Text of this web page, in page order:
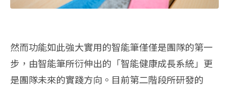
然而功能如此強大實用的智能筆僅僅是團隊的第一
步，由智能筆所衍伸出的「智能健康成長系統」更
是團隊未來的實踐方向。目前第二階段所研發的